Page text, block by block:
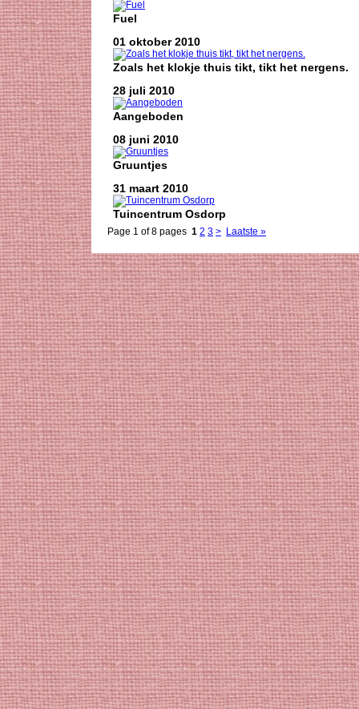
Fuel
01 oktober 2010
Zoals het klokje thuis tikt, tikt het nergens.
28 juli 2010
Aangeboden
08 juni 2010
Gruuntjes
31 maart 2010
Tuincentrum Osdorp
Page 1 of 8 pages 1 2 3 > Laatste »